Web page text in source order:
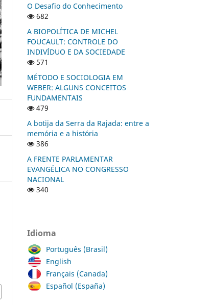
O Desafio do Conhecimento
682
A BIOPOLÍTICA DE MICHEL
FOUCAULT: CONTROLE DO
INDIVÍDUO E DA SOCIEDADE
571
MÉTODO E SOCIOLOGIA EM
WEBER: ALGUNS CONCEITOS
FUNDAMENTAIS
479
A botija da Serra da Rajada: entre a
memória e a história
386
A FRENTE PARLAMENTAR
EVANGÉLICA NO CONGRESSO
NACIONAL
340
Idioma
Português (Brasil)
English
Français (Canada)
Español (España)